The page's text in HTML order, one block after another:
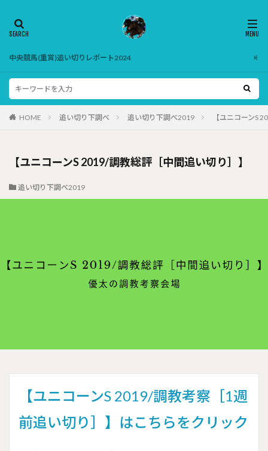
中央競馬(重賞)追い切りレポート2024
HOME 追い切り下調べ 追い切り下調べ2019 【ユニコーンS
【ユニコーンS 2019/調教総評［中間追い切り］】
追い切り下調べ2019
【ユニコーンS 2019/調教考察［1週
前追い切り］】はこちらをクリック